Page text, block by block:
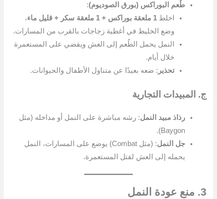
طُعم البوراكس (بورق الصوديوم):
اخلط1 ملعقة بوراكس + 1 ملعقة سكر + قليل ماء
،
وضع الخليط في أغطية زجاجات بالقرب من المسارات.
النمل يحمل الطُعم إلى العش ويقضي على المستعمرة
خلال أيام.
تحذير : ضعه بعيدًا عن متناول الأطفال والحيوانات.
ج. المبيدات التجارية
رذاذ مبيد النمل: رشه مباشرة على النمل أو مداخله (مثل
Baygon).
جل النمل
: (مثل Combat) يوضع على المسارات، النمل
يحمله إلى العش لقتل المستعمرة.
3. منع عودة النمل